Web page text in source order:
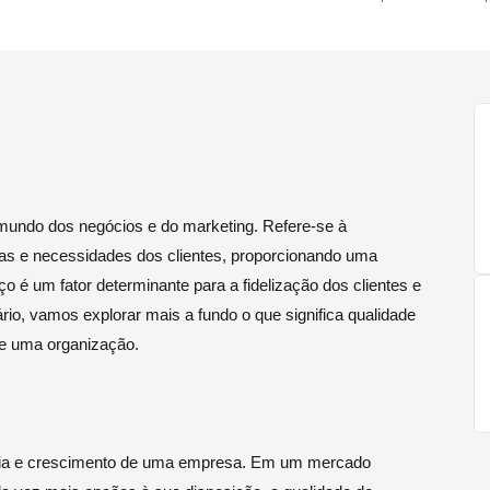
dos negócios e do marketing. Refere-se à
e necessidades dos clientes, proporcionando uma
é um fator determinante para a fidelização dos clientes e
vamos explorar mais a fundo o que significa qualidade
uma organização.
e crescimento de uma empresa. Em um mercado